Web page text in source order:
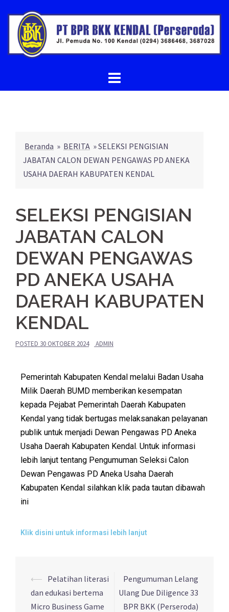
Beranda » BERITA »SELEKSI PENGISIAN
JABATAN CALON DEWAN PENGAWAS PD ANEKA
USAHA DAERAH KABUPATEN KENDAL
SELEKSI PENGISIAN
JABATAN CALON
DEWAN PENGAWAS
PD ANEKA USAHA
DAERAH KABUPATEN
KENDAL
POSTED 30 OKTOBER 2024 ADMIN
Pemerintah Kabupaten Kendal melalui Badan Usaha
Milik Daerah BUMD memberikan kesempatan
kepada Pejabat Pemerintah Daerah Kabupaten
Kendal yang tidak bertugas melaksanakan pelayanan
publik untuk menjadi Dewan Pengawas PD Aneka
Usaha Daerah Kabupaten Kendal. Untuk informasi
lebih lanjut tentang Pengumuman Seleksi Calon
Dewan Pengawas PD Aneka Usaha Daerah
Kabupaten Kendal silahkan klik pada tautan dibawah
ini
Klik disini untuk informasi lebih lanjut
⟵ Pelatihan literasi
dan edukasi bertema
Micro Business Game
Pengumuman Lelang
Ulang Due Diligence 33
BPR BKK (Perseroda)